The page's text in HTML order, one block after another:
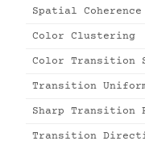
Spatial Coherence
Color Clustering
Color Transition
Transition
Sharp Transition
Transition